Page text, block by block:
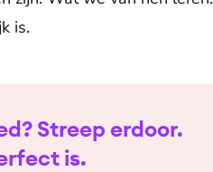
is.
Streep erdoor.
is.